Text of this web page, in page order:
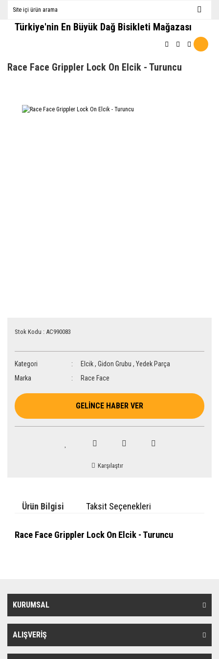
Türkiye'nin En Büyük Dağ Bisikleti Mağazası
Race Face Grippler Lock On Elcik - Turuncu
Stok Kodu : AC990083
Kategori Elcik ,Gidon Grubu ,Yedek Parça
Marka
Race Face
GELİNCE HABER VER
Karşılaştır
Ürün Bilgisi Taksit Seçenekleri
Race Face Grippler Lock On Elcik - Turuncu
KURUMSAL
ALIŞVERİŞ